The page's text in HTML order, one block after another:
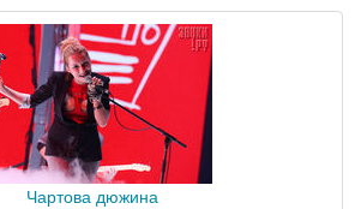
Чартова дюжина